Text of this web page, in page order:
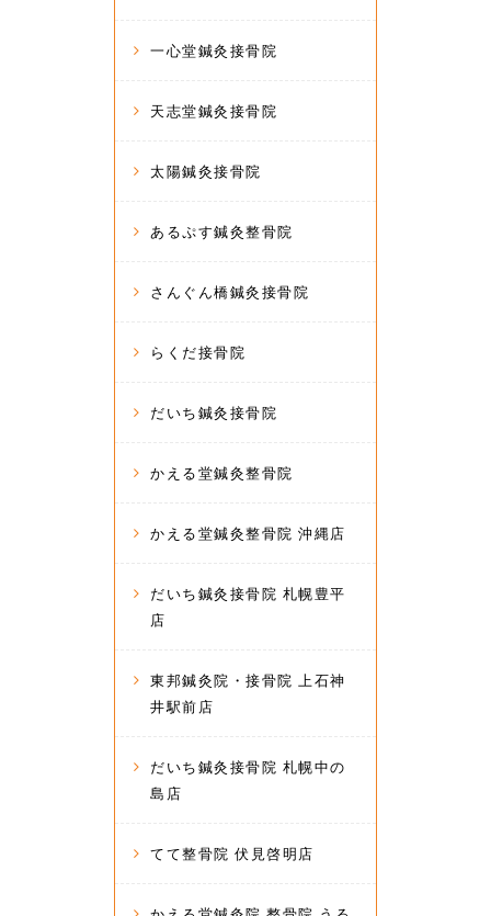
一心堂鍼灸接骨院
天志堂鍼灸接骨院
太陽鍼灸接骨院
あるぷす鍼灸整骨院
さんぐん橋鍼灸接骨院
らくだ接骨院
だいち鍼灸接骨院
かえる堂鍼灸整骨院
かえる堂鍼灸整骨院 沖縄店
だいち鍼灸接骨院 札幌豊平
店
東邦鍼灸院・接骨院 上石神
井駅前店
だいち鍼灸接骨院 札幌中の
島店
てて整骨院 伏見啓明店